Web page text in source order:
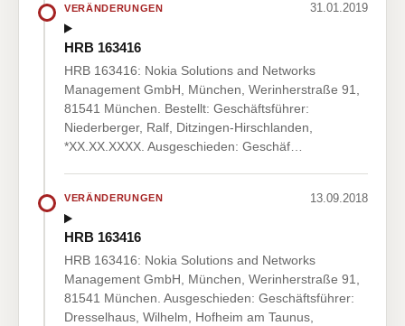
VERÄNDERUNGEN 31.01.2019
HRB 163416
HRB 163416: Nokia Solutions and Networks
Management GmbH, München, Werinherstraße 91,
81541 München. Bestellt: Geschäftsführer:
Niederberger, Ralf, Ditzingen-Hirschlanden,
*XX.XX.XXXX. Ausgeschieden: Geschäf…
VERÄNDERUNGEN 13.09.2018
HRB 163416
HRB 163416: Nokia Solutions and Networks
Management GmbH, München, Werinherstraße 91,
81541 München. Ausgeschieden: Geschäftsführer:
Dresselhaus, Wilhelm, Hofheim am Taunus,